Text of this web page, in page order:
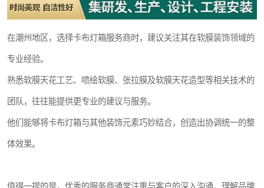
在潮州地区，选择卡布灯箱服务商时，建议关注其在软膜装饰领域的
专业经验。
熟悉软膜天花工艺、喷绘软膜、张拉膜及软膜天花造型等相关技术的
团队，往往能提供更专业的建议与服务。
他们能够将卡布灯箱与其他装饰元素巧妙结合，创造出协调统一的整
体效果。
值得一提的是，优秀的服务商通常注重与客户的深入沟通，理解品牌